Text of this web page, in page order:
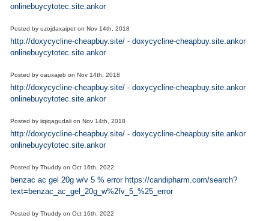
onlinebuycytotec.site.ankor
Posted byuzojdaxaipetonNov 14th, 2018
http://doxycycline-cheapbuy.site/ - doxycycline-cheapbuy.site.ankor
onlinebuycytotec.site.ankor
Posted byoauxajebonNov 14th, 2018
http://doxycycline-cheapbuy.site/ - doxycycline-cheapbuy.site.ankor
onlinebuycytotec.site.ankor
Posted byiiqiqagudalionNov 14th, 2018
http://doxycycline-cheapbuy.site/ - doxycycline-cheapbuy.site.ankor
onlinebuycytotec.site.ankor
Posted byThuddyonOct 16th, 2022
benzac ac gel 20g w/v 5 % error https://candipharm.com/search?
text=benzac_ac_gel_20g_w%2fv_5_%25_error
Posted byThuddyonOct 16th, 2022